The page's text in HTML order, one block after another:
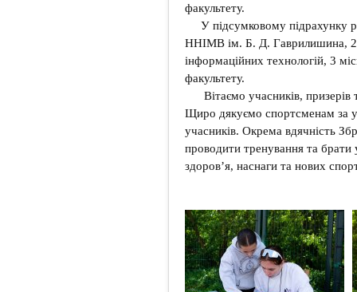
факультету.
У підсумковому підрахунку
ННІМВ ім. Б. Д. Гаврилишина, 2
інформаційних технологій, 3
факультету.
Вітаємо учасників,
Щиро дякуємо спортсменам за
учасників. Окрема вдячність
проводити тренування та брати
здоров’я, наснаги та нових